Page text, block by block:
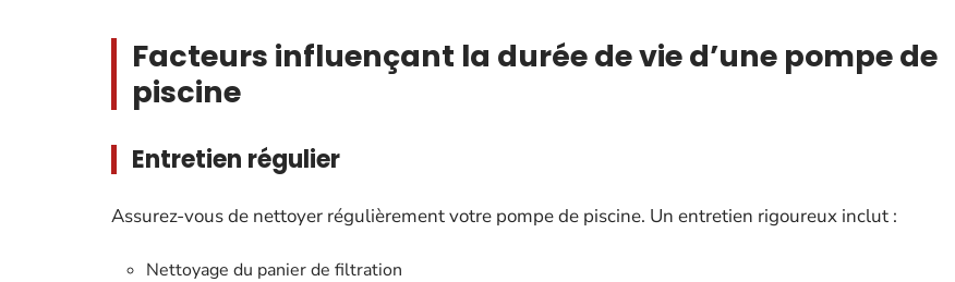
Facteurs influençant la durée de vie d’une pompe de
piscine
Entretien régulier
Assurez-vous de nettoyer régulièrement votre pompe de piscine. Un entretien rigoureux inclut :
Nettoyage du panier de filtration